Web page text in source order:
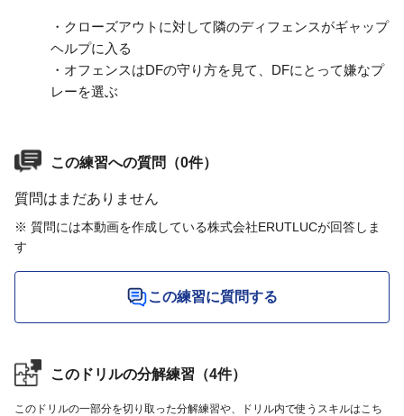
・クローズアウトに対して隣のディフェンスがギャップ
ヘルプに入る
・オフェンスはDFの守り方を見て、DFにとって嫌なプ
レーを選ぶ
この練習への質問（0件）
質問はまだありません
※ 質問には本動画を作成している株式会社ERUTLUCが回答しま
す
この練習に質問する
このドリルの分解練習（4件）
このドリルの一部分を切り取った分解練習や、ドリル内で使うスキルはこち